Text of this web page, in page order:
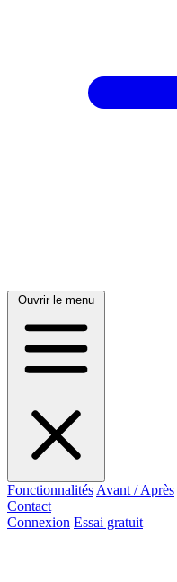
Ouvrir le menu
Fonctionnalités Avant / Après
Contact
Connexion Essai gratuit